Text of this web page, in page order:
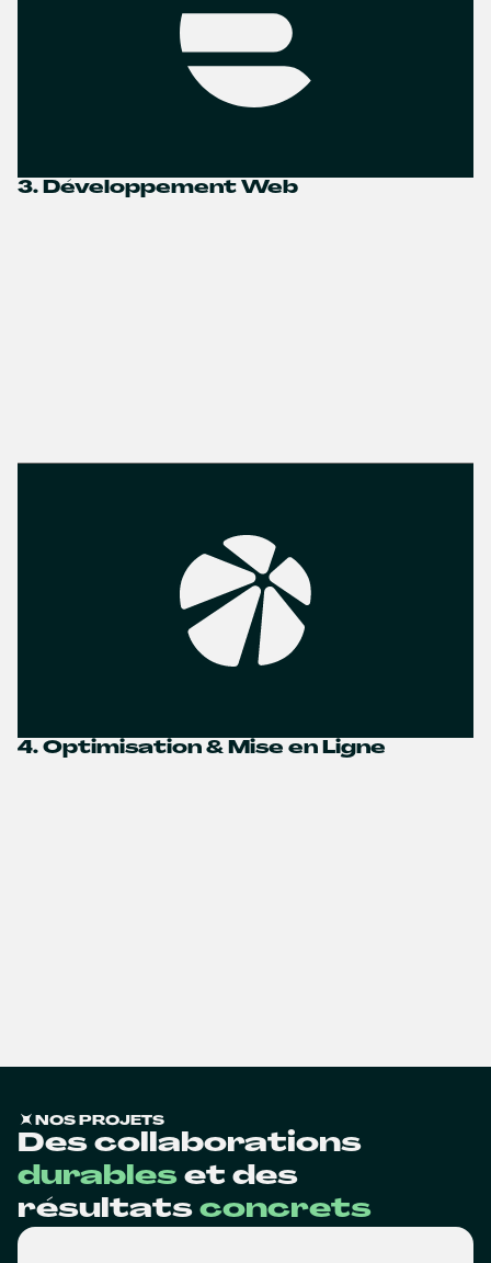
3. Développement Web
4. Optimisation & Mise en Ligne
NOS PROJETS
Des collaborations
durables et des
résultats concrets